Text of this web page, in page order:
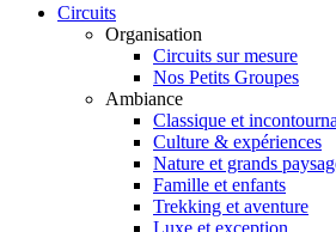
Circuits
Organisation
Circuits sur mesure
Nos Petits Groupes
Ambiance
Classique et
Culture & expériences
Nature et grands
Famille et enfants
Trekking et aventure
Luxe et exception